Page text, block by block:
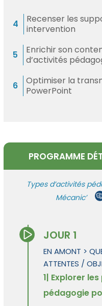
Recenser les
intervention
Enrichir son
d’activités
Optimiser la
PowerPoint
PROGRAMME
Types d’activités
Mécanic’
JOUR 1
EN AMONT >
ATTENTES /
1| Explorer
pédagogie